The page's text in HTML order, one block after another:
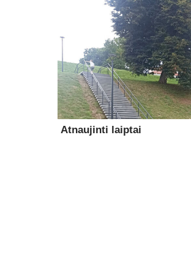
Atnaujinti laiptai